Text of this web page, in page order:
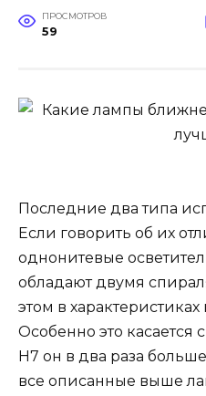
ПРОСМОТРОВ
59
Последние два типа
Если говорить об их
однонитевые
обладают двумя
этом в
Особенно это касается
H7 он в два раза
все описанные выше